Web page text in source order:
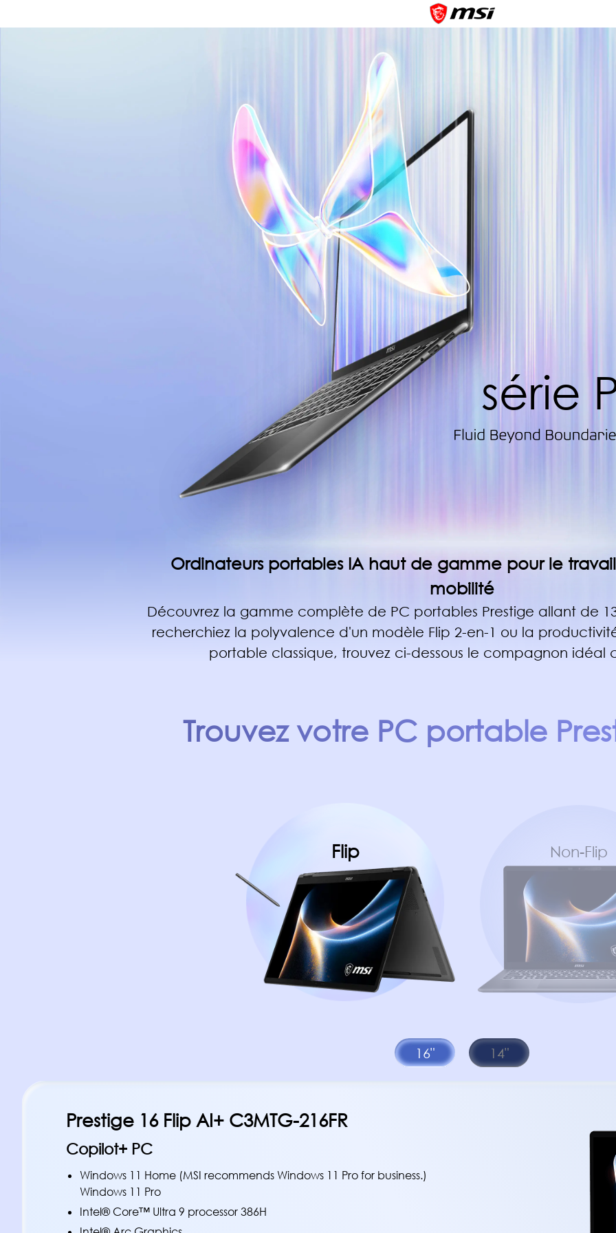
série
Ordinateurs portables IA haut de gamme pour le
mobilité
Découvrez la gamme complète de PC portables Prestige allant de
recherchiez la polyvalence d'un modèle Flip 2-en-1 ou la
portable classique, trouvez ci-dessous le compagnon idéal
Trouvez votre PC portable
Flip Non-Flip
16" 14"
Prestige 16 Flip AI+ C3MTG-216FR
Copilot+ PC
Windows 11 Home (MSI recommends Windows 11 Pro for business.)
Windows 11 Pro
Intel® Core™ Ultra 9 processor 386H